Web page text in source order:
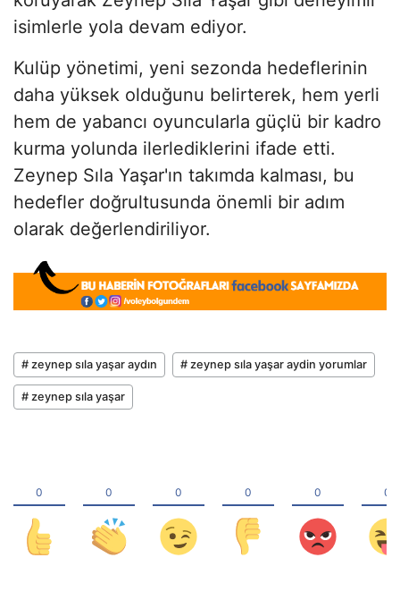
isimlerle yola devam ediyor.
Kulüp yönetimi, yeni sezonda hedeflerinin
daha yüksek olduğunu belirterek, hem yerli
hem de yabancı oyuncularla güçlü bir kadro
kurma yolunda ilerlediklerini ifade etti.
Zeynep Sıla Yaşar'ın takımda kalması, bu
hedefler doğrultusunda önemli bir adım
olarak değerlendiriliyor.
# zeynep sıla yaşar aydın # zeynep sıla yaşar aydin yorumlar
# zeynep sıla yaşar